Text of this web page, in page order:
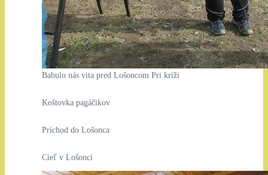
Babulo nás vita pred Lošoncom Pri kríži
Koštovka pagáčikov
Príchod do Lošonca
Cieľ v Lošonci